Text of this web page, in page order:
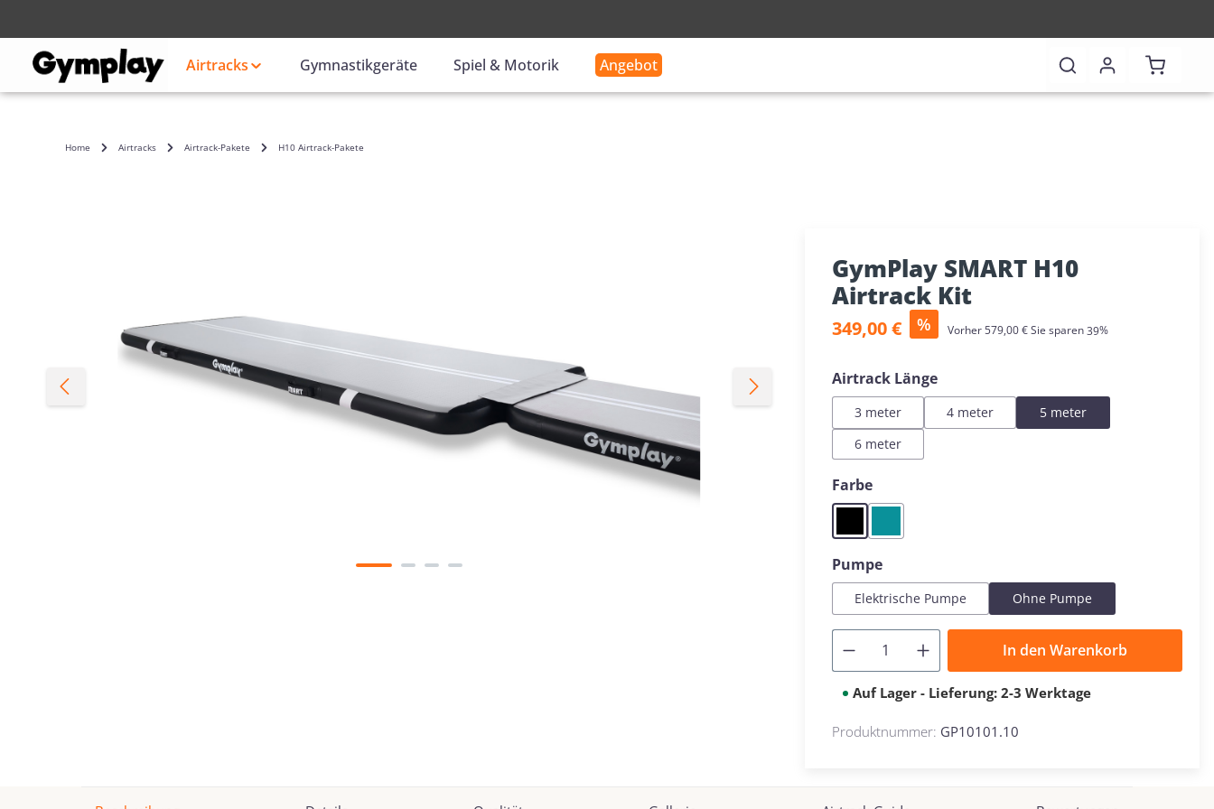
Airtracks Gymnastikgeräte Spiel & Motorik Angebot
Home Airtracks Airtrack-Pakete H10 Airtrack-Pakete
GymPlay SMART H10
Airtrack Kit
Verkaufspreis:
349,00 € % Vorher Regulärer Preis:
579,00 €Sie sparen39%
Airtrack Längeauswählen
3 meter 4 meter
5 meter
6 meter
Farbeauswählen
Black
Pumpeauswählen
Elektrische Pumpe Ohne Pumpe
In den Warenkorb
Auf Lager - Lieferung: 2-3 Werktage
Produktnummer: GP10101.10